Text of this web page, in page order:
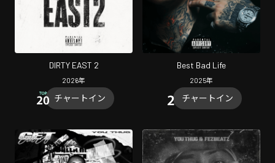
DIRTY EAST 2
2026年
チャートイン
Best Bad Life
2025年
チャートイン